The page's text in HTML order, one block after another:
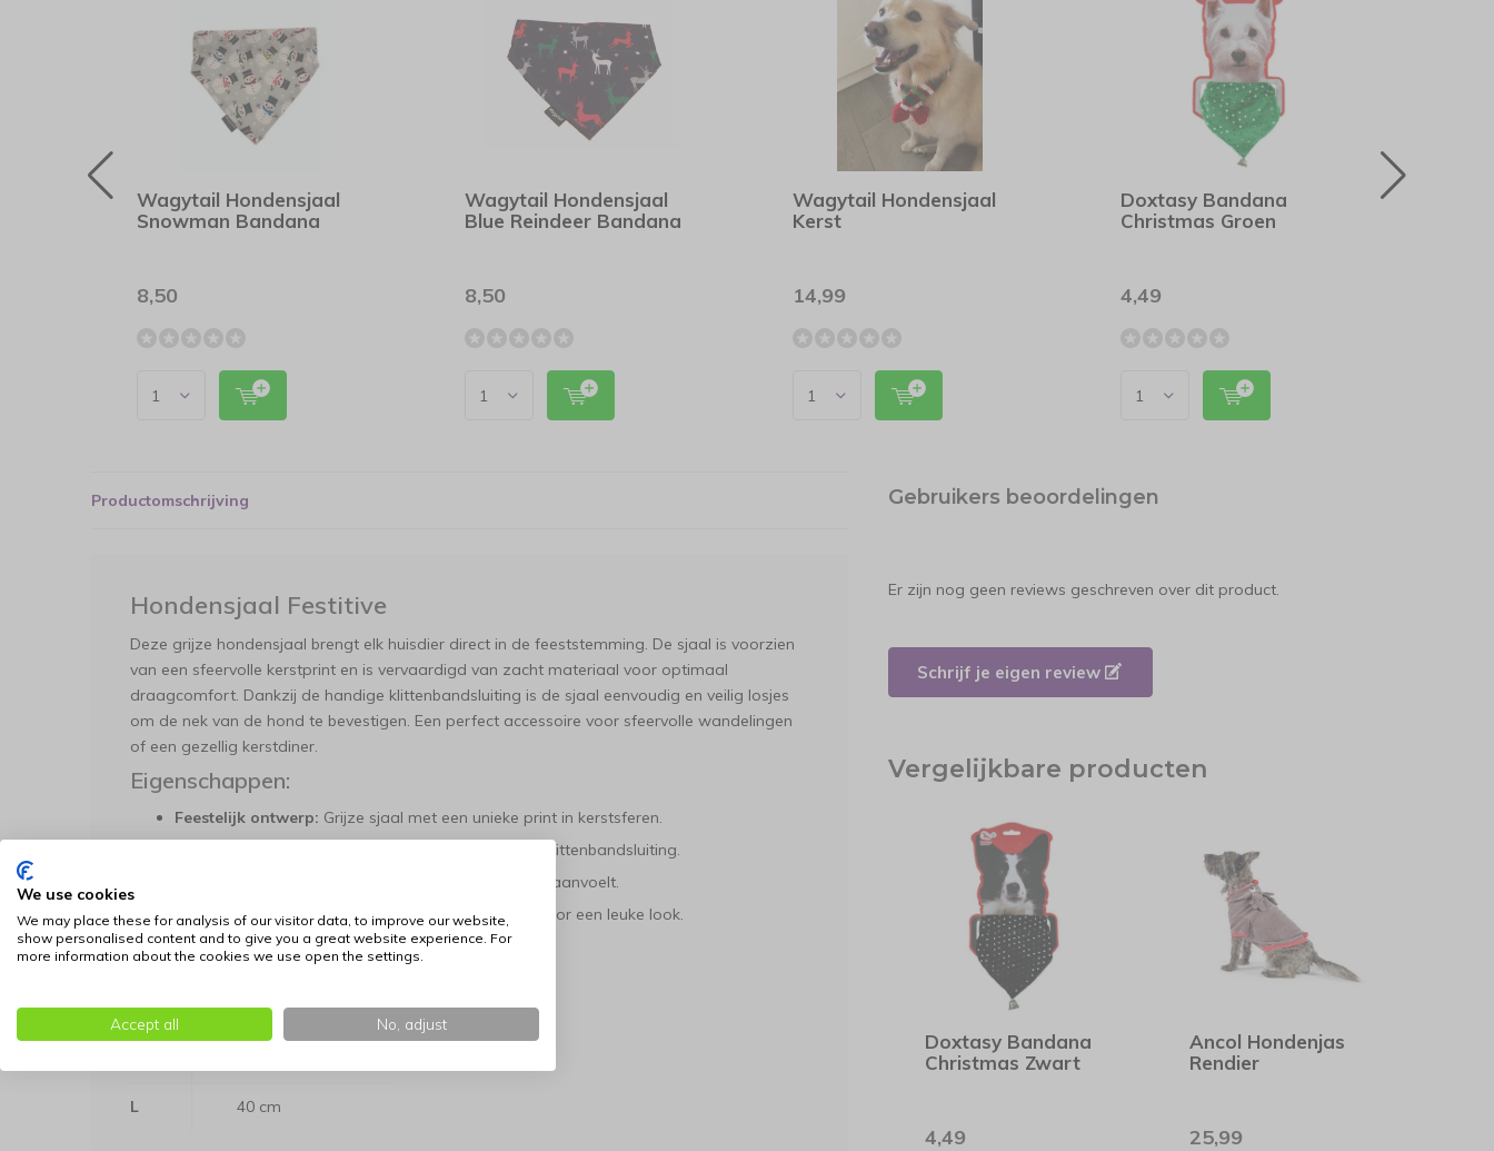
Wagytail Hondensjaal
Snowman Bandana
8,50
Wagytail Hondensjaal
Blue Reindeer Bandana
8,50
Wagytail Hondensjaal
Kerst
14,99
Doxtasy Bandana
Christmas Groen
4,49
Productomschrijving
Hondensjaal Festitive
Deze grijze hondensjaal brengt elk huisdier direct in de feeststemming. De sjaal is voorzien
van een sfeervolle kerstprint en is vervaardigd van zacht materiaal voor optimaal
draagcomfort. Dankzij de handige klittenbandsluiting is de sjaal eenvoudig en veilig losjes
om de nek van de hond te bevestigen. Een perfect accessoire voor sfeervolle wandelingen
of een gezellig kerstdiner.
Eigenschappen:
Feestelijk ontwerp: Grijze sjaal met een unieke print in kerstsferen.
Voorzien van een praktische klittenbandsluiting.
Gemaakt van zachte stof die prettig aanvoelt.
Pasvorm:Eenvoudig losjes om de nek te hangen voor een leuke look.
Leverbaar in de volgende maten:
max.
L 40 cm
Gebruikers beoordelingen
Er zijn nog geen reviews geschreven over dit product.
Schrijf je eigen review
Vergelijkbare producten
Doxtasy Bandana
Christmas Zwart
4,49
Ancol Hondenjas
Rendier
25,99
We use cookies
We may place these for analysis of our visitor data, to improve our website,
show personalised content and to give you a great website experience. For
more information about the cookies we use open the settings.
Accept all No, adjust